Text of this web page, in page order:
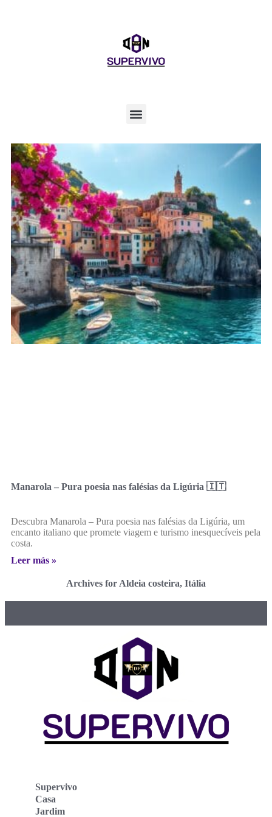
Manarola – Pura poesia nas falésias da Ligúria 🇮🇹
Descubra Manarola – Pura poesia nas falésias da Ligúria, um
encanto italiano que promete viagem e turismo inesquecíveis pela
costa.
Leer más »
Archives for Aldeia costeira, Itália
Supervivo
Casa
Jardim